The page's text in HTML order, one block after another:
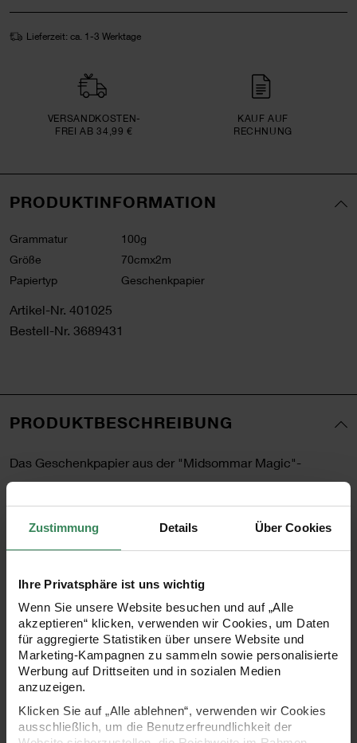
Zustimmung Details Über Cookies
Ihre Privatsphäre ist uns wichtig
Wenn Sie unsere Website besuchen und auf „Alle
akzeptieren“ klicken, verwenden wir Cookies, um Daten
für aggregierte Statistiken über unsere Website und
Marketing-Kampagnen zu sammeln sowie personalisierte
Werbung auf Drittseiten und in sozialen Medien
anzuzeigen.
Klicken Sie auf „Alle ablehnen“, verwenden wir Cookies
ausschließlich, um die Benutzerfreundlichkeit der
Lieferzeit: ca. 1-3 Werktage
VERSAND­KOSTEN­
FREI AB 34,99 €
KAUF AUF
RECHNUNG
PRODUKTINFORMATION
Grammatur
100g
Größe
70cmx2m
Papiertyp
Geschenkpapier
Artikel-Nr. 401025
Bestell-Nr. 3689431
PRODUKTBESCHREIBUNG
Das Geschenkpapier aus der "Midsommar Magic"-
Kollektion bringt mit seinem stilvollen Rotklee-Motiv in
kräftigen Rottönen einen Hauch von Natur in jede
Geschenkverpackung. Die unbeschichtete Oberfläche
natürliche Optik. Mit einer Größe von 200 x 70 cm und
einer Grammatur von 100 g/m² bietet das Papier die ideale
Mischung aus Stabilität und Flexibilität, perfekt für kreative
Verpackungsideen. Das frühlingshafte Design eignet sich
für besondere Anlässe wie Geburtstage, Feiern oder kleine